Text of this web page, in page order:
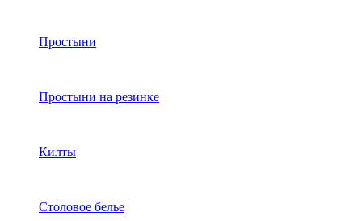
Простыни
Простыни на резинке
Килты
Столовое белье